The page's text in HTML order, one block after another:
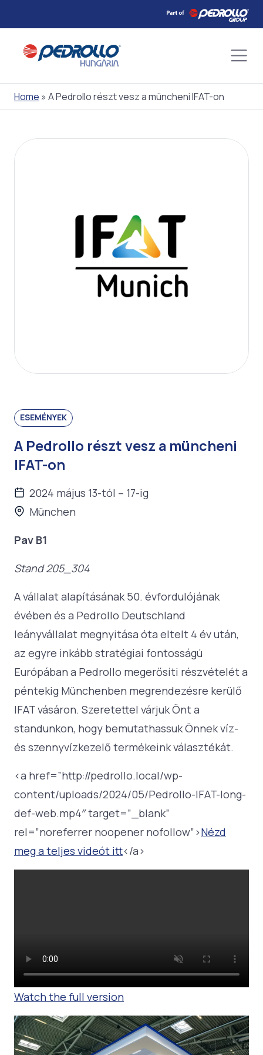
to
content
Home » A Pedrollo részt vesz a müncheni IFAT-on
ESEMÉNYEK
A Pedrollo részt vesz a müncheni
IFAT-on
2024 május 13-tól – 17-ig
München
Pav B1
Stand 205_304
A vállalat alapításának 50. évfordulójának
évében és a Pedrollo Deutschland
leányvállalat megnyitása óta eltelt 4 év után,
az egyre inkább stratégiai fontosságú
Európában a Pedrollo megerősíti részvételét a
péntekig Münchenben megrendezésre kerülő
IFAT vásáron. Szeretettel várjuk Önt a
standunkon, hogy bemutathassuk Önnek víz-
és szennyvízkezelő termékeink választékát.
<a href=”http://pedrollo.local/wp-
content/uploads/2024/05/Pedrollo-IFAT-long-
def-web.mp4″ target=”_blank”
rel=”noreferrer noopener nofollow”>Nézd
meg a teljes videót itt</a>
Watch the full version